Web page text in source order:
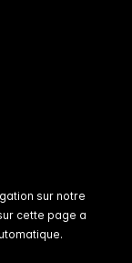
IHG, et
Tous les
donnez
sur notre
cette page a